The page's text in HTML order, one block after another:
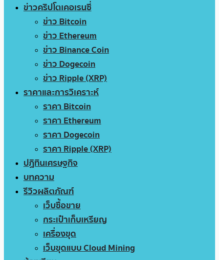
ข่าวคริปโตเคอเรนซี่
ข่าว Bitcoin
ข่าว Ethereum
ข่าว Binance Coin
ข่าว Dogecoin
ข่าว Ripple (XRP)
ราคาและการวิเคราะห์
ราคา Bitcoin
ราคา Ethereum
ราคา Dogecoin
ราคา Ripple (XRP)
ปฏิทินเศรษฐกิจ
บทความ
รีวิวผลิตภัณฑ์
เว็บซื้อขาย
กระเป๋าเก็บเหรียญ
เครื่องขุด
เว็บขุดแบบ Cloud Mining